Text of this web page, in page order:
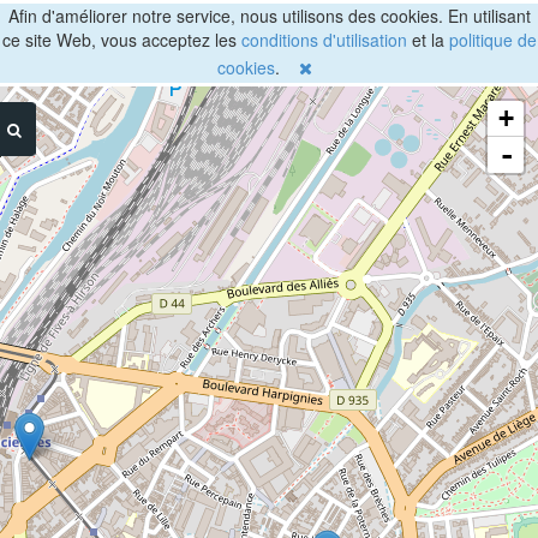
Afin d'améliorer notre service, nous utilisons des cookies. En utilisant
ce site Web, vous acceptez les conditions d'utilisation et la politique de
cookies.
+
-